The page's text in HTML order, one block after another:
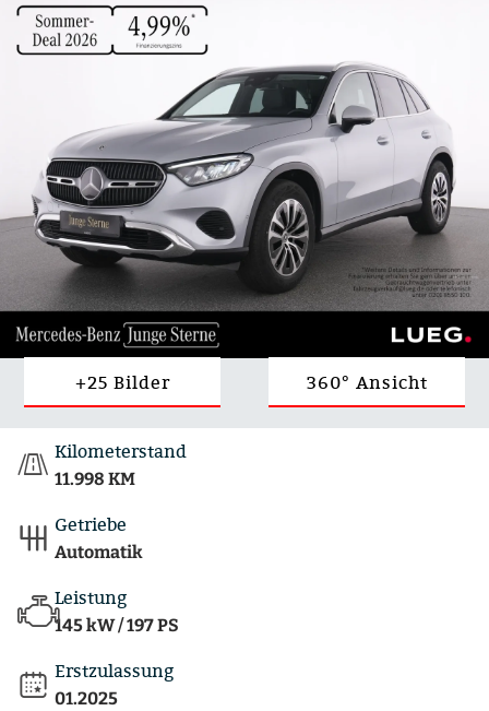
+25 Bilder 360° Ansicht
Kilometerstand
11.998 KM
Getriebe
Automatik
Leistung
145 kW / 197 PS
Erstzulassung
01.2025